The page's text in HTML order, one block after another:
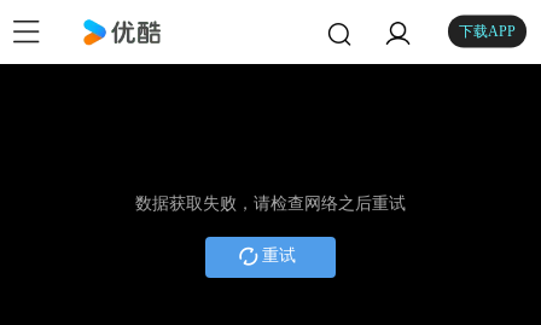
下载APP
数据获取失败，请检查网络之后重试
重试